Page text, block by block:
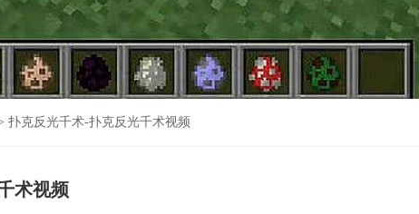
扑克反光千术-扑克反光千术视频
术视频